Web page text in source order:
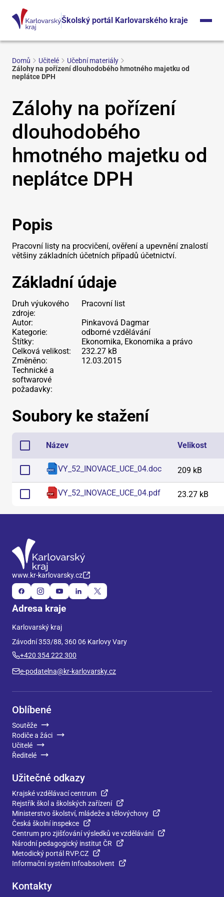
Školský portál Karlovarského kraje
Domů Učitelé
Učební materiály
Zálohy na pořízení dlouhodobého hmotného majetku od
neplátce DPH
Zálohy na pořízení
dlouhodobého
hmotného majetku od
neplátce DPH
Popis
Pracovní listy na procvičení, ověření a upevnění znalostí
většiny základních účetních případů účetnictví.
Základní údaje
Druh výukového
zdroje:
Pracovní list
Autor:
Pinkavová Dagmar
Kategorie:
odborné vzdělávání
Štítky:
Ekonomika, Ekonomika a právo
Celková velikost:
232.27 kB
Změněno:
12.03.2015
Technické a
softwarové
požadavky:
Soubory ke stažení
Název Velikost
VY_52_INOVACE_UCE_04.doc 209 kB
VY_52_INOVACE_UCE_04.pdf 23.27 kB
www.kr-karlovarsky.cz
Adresa kraje
Karlovarský kraj
Závodní 353/88, 360 06 Karlovy Vary
+420 354 222 300
e-podatelna@kr-karlovarsky.cz
Oblíbené
Soutěže
Rodiče a žáci
Učitelé
Ředitelé
Užitečné odkazy
Krajské vzdělávací centrum
Rejstřík škol a školských zařízení
Ministerstvo školství, mládeže a tělovýchovy
Česká školní inspekce
Centrum pro zjišťování výsledků ve vzdělávání
Národní pedagogický institut ČR
Metodický portál RVP.CZ
Informační systém Infoabsolvent
Kontakty